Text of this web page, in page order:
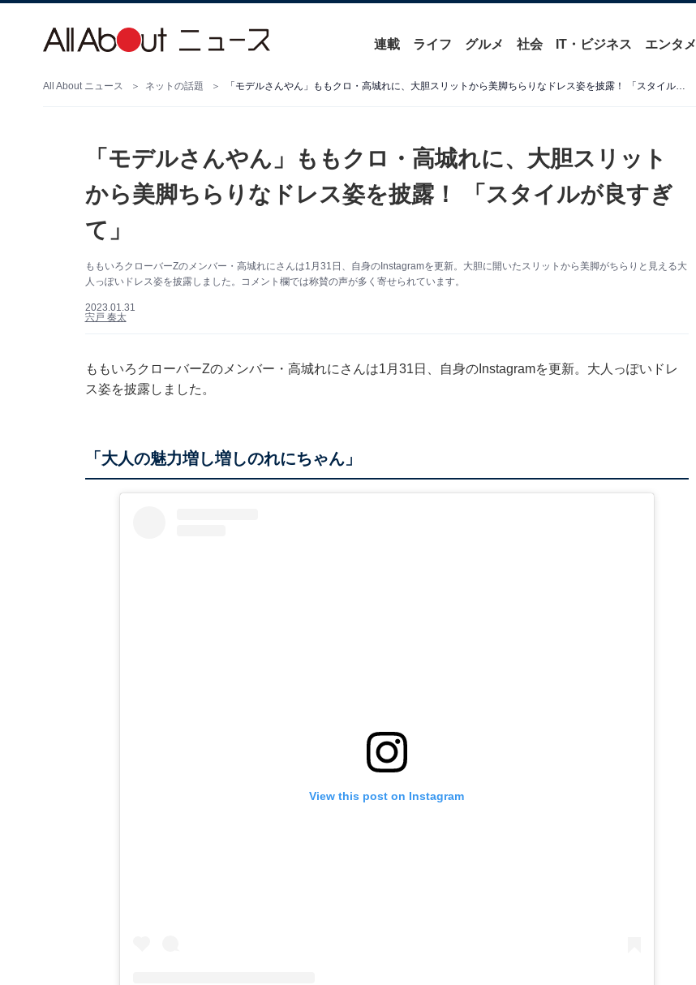
連載 ライフ グルメ 社会 IT・ビジネス エンタメ
All About ニュース ネットの話題 「モデルさんやん」ももクロ・高城れに、大胆スリットから美脚ちらりなドレス姿を披露！ 「スタイルが良すぎて」
「モデルさんやん」ももクロ・高城れに、大胆スリット
から美脚ちらりなドレス姿を披露！ 「スタイルが良すぎ
て」
ももいろクローバーZのメンバー・高城れにさんは1月31日、自身のInstagramを更新。大胆に開いたスリットから美脚がちらりと見える大
人っぽいドレス姿を披露しました。コメント欄では称賛の声が多く寄せられています。
2023.01.31
宍戸 奏太
ももいろクローバーZのメンバー・高城れにさんは1月31日、自身のInstagramを更新。大人っぽいドレ
ス姿を披露しました。
「大人の魅力増し増しのれにちゃん」
View this post on Instagram